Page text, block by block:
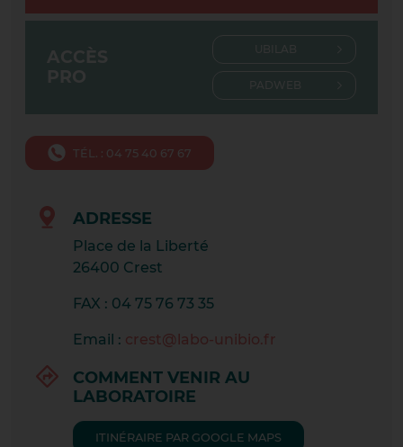
CRAPONNE CENTRE
CREST
DARDILLY
DIE
GIVORS MAISON DE SANTE
GRAND PARILLY
LA CÔTE SAINT ANDRÉ
TÉL. : 04 75 40 67 67
ADRESSE
Place de la Liberté
26400 Crest
FAX : 04 75 76 73 35
Email : crest@labo-unibio.fr
COMMENT VENIR AU
LABORATOIRE
ITINÉRAIRE PAR GOOGLE MAPS